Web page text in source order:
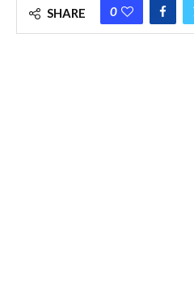
SHARE 0